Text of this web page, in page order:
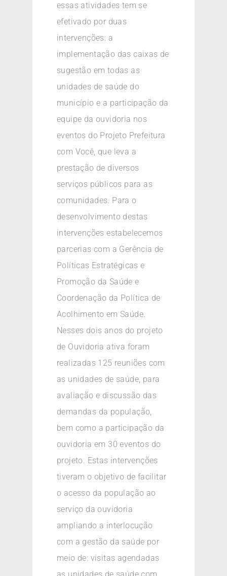
essas atividades tem se
efetivado por duas
intervenções: a
implementação das caixas de
sugestão em todas as
unidades de saúde do
município e a participação da
equipe da ouvidoria nos
eventos do Projeto Prefeitura
com Você, que leva a
prestação de diversos
serviços públicos para as
comunidades. Para o
desenvolvimento destas
intervenções estabelecemos
parcerias com a Gerência de
Políticas Estratégicas e
Promoção da Saúde e
Coordenação da Política de
Acolhimento em Saúde.
Nesses dois anos do projeto
de Ouvidoria ativa foram
realizadas 125 reuniões com
as unidades de saúde, para
avaliação e discussão das
demandas da população,
bem como a participação da
ouvidoria em 30 eventos do
projeto. Estas intervenções
tiveram o objetivo de facilitar
o acesso da população ao
serviço da ouvidoria
ampliando a interlocução
com a gestão da saúde por
meio de: visitas agendadas